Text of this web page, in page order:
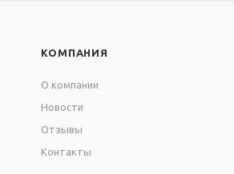
КОМПАНИЯ
О компании
Новости
Отзывы
Контакты